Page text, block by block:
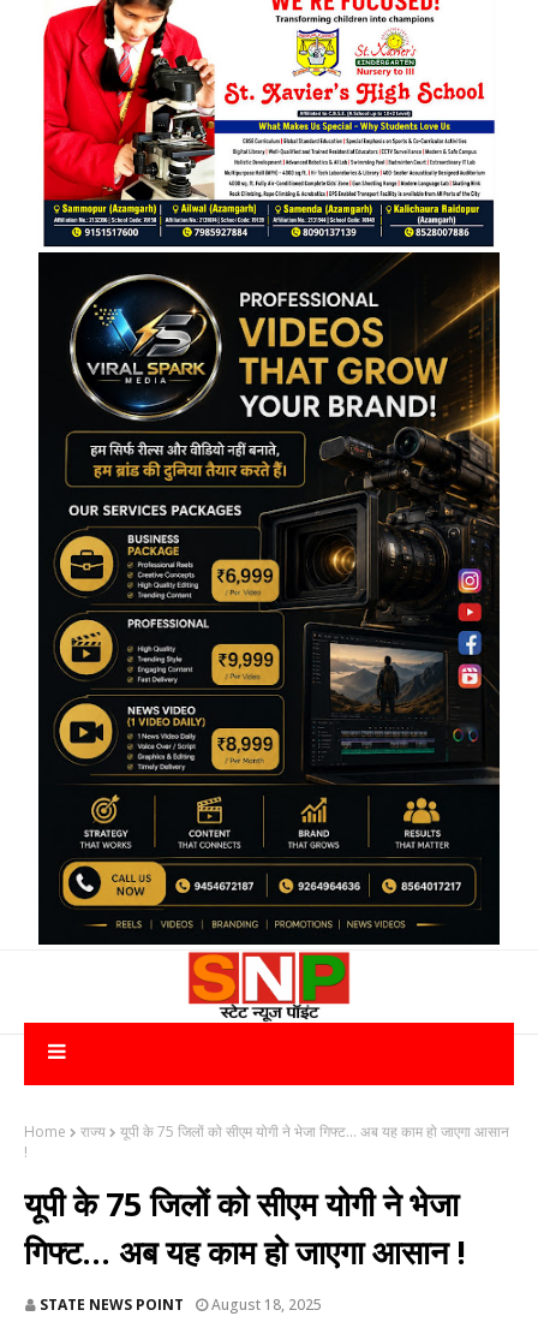
Home राज्य
यूपी के 75 जिलों को सीएम योगी ने भेजा गिफ्ट... अब यह काम हो जाएगा आसान
!
यूपी के 75 जिलों को सीएम योगी ने भेजा
गिफ्ट... अब यह काम हो जाएगा आसान !
STATE NEWS POINT August 18, 2025